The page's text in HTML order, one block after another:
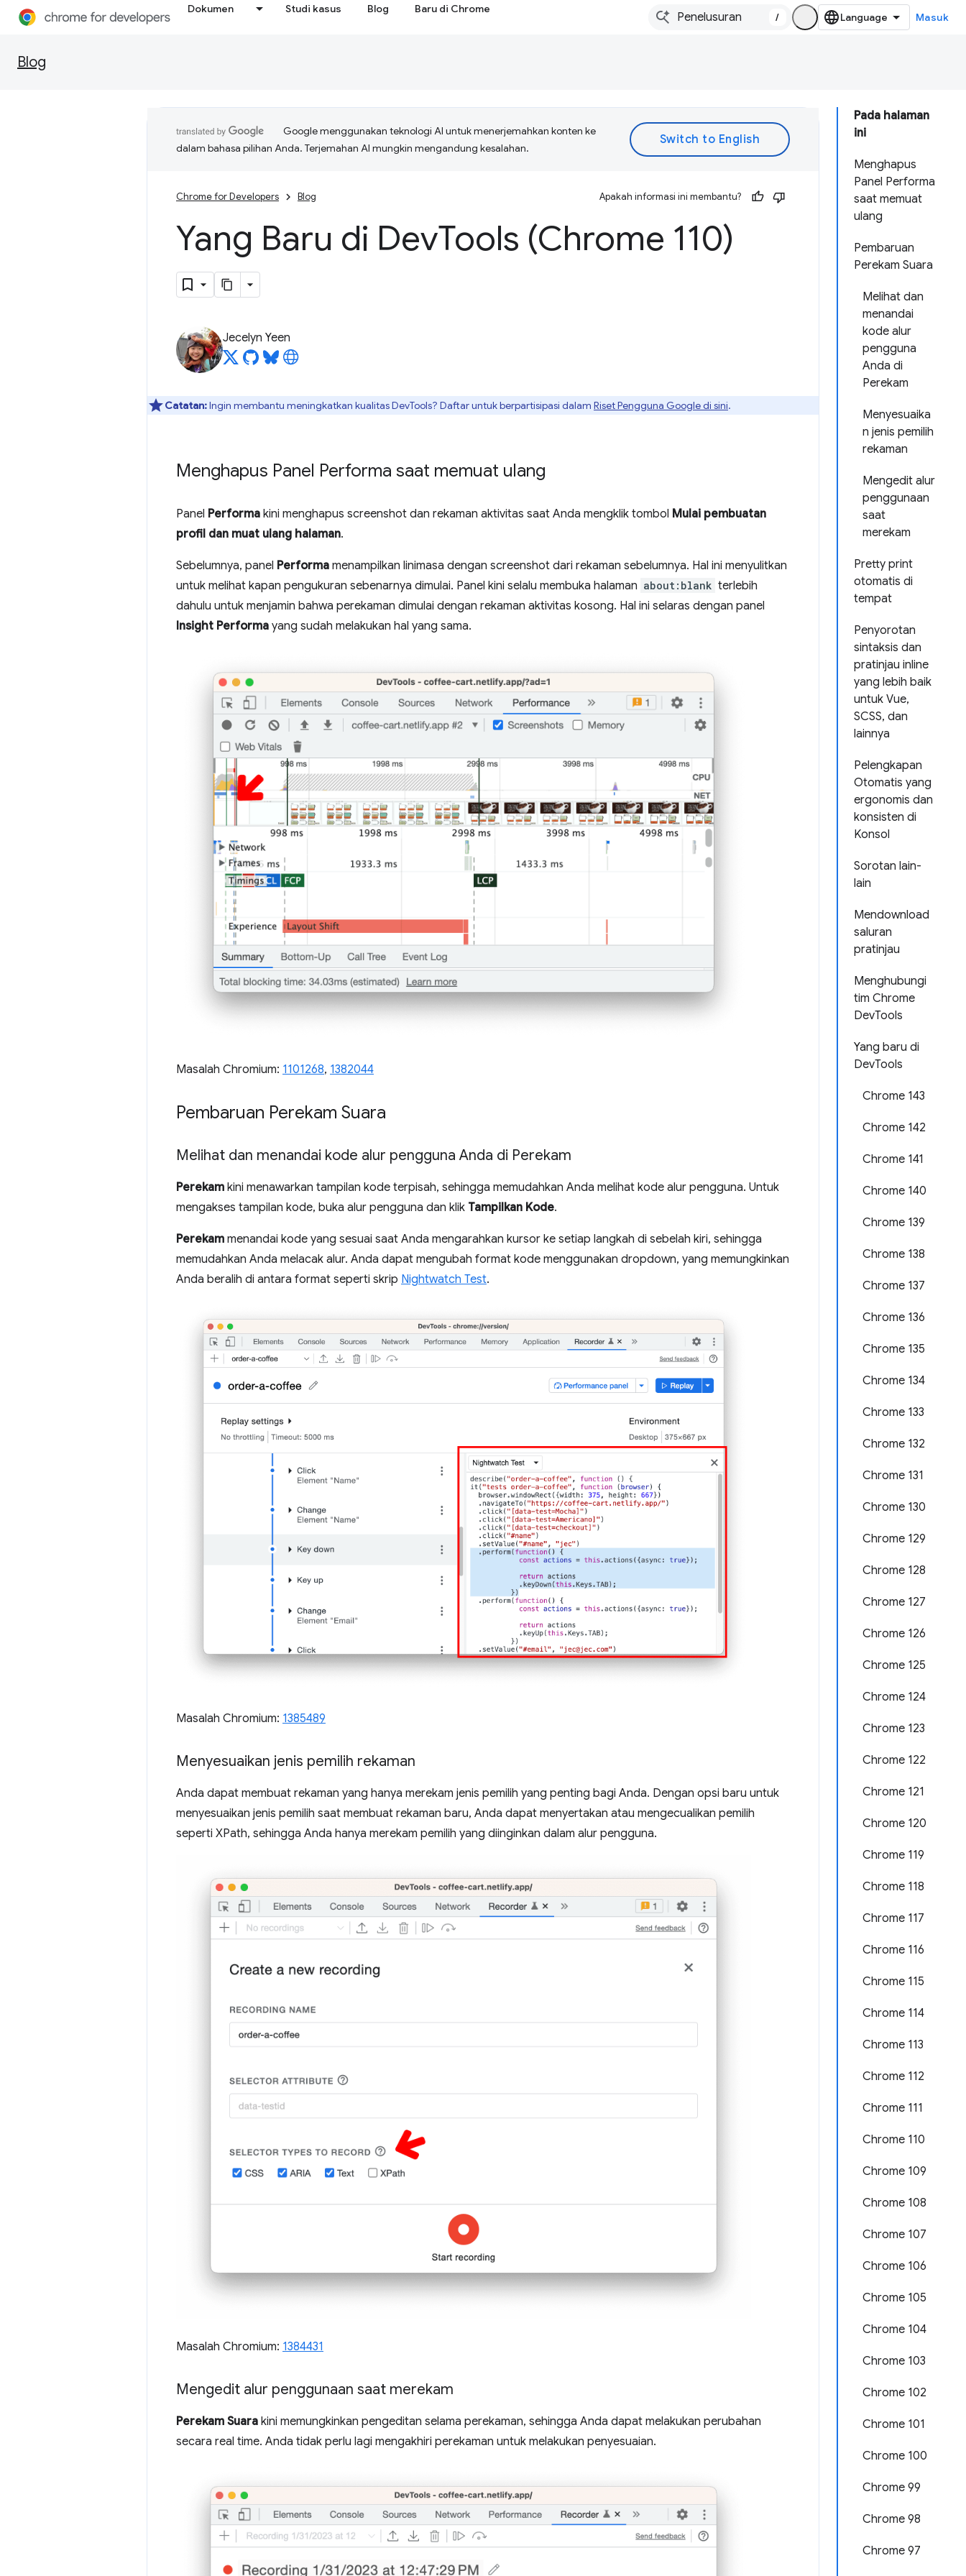
Dokumen Studi kasus Blog Baru di Chrome
/ Masuk
Blog
Pada halaman
ini
Menghapus
Panel Performa
saat memuat
ulang
Pembaruan
Perekam Suara
Melihat dan
menandai
kode alur
pengguna
Anda di
Perekam
Menyesuaika
n jenis pemilih
rekaman
Mengedit alur
penggunaan
saat
merekam
Pretty print
otomatis di
tempat
Penyorotan
sintaksis dan
pratinjau inline
yang lebih baik
untuk Vue,
SCSS, dan
lainnya
Pelengkapan
Otomatis yang
ergonomis dan
konsisten di
Konsol
Sorotan lain-
lain
Mendownload
saluran
pratinjau
Menghubungi
tim Chrome
DevTools
Yang baru di
DevTools
Chrome 143
Chrome 142
Chrome 141
Chrome 140
Chrome 139
Chrome 138
Chrome 137
Chrome 136
Chrome 135
Chrome 134
Chrome 133
Chrome 132
Chrome 131
Chrome 130
Chrome 129
Chrome 128
Chrome 127
Chrome 126
Chrome 125
Chrome 124
Chrome 123
Chrome 122
Chrome 121
Chrome 120
Chrome 119
Chrome 118
Chrome 117
Chrome 116
Chrome 115
Chrome 114
Chrome 113
Chrome 112
Chrome 111
Chrome 110
Chrome 109
Chrome 108
Chrome 107
Chrome 106
Chrome 105
Chrome 104
Chrome 103
Chrome 102
Chrome 101
Chrome 100
Chrome 99
Chrome 98
Chrome 97
Google menggunakan teknologi AI untuk menerjemahkan konten ke
dalam bahasa pilihan Anda. Terjemahan AI mungkin mengandung kesalahan.
Chrome for Developers Blog Apakah informasi ini membantu?
Yang Baru di DevTools (Chrome 110)
Jecelyn Yeen
Catatan:Ingin membantu meningkatkan kualitas DevTools? Daftar untuk berpartisipasi dalam Riset Pengguna Google di sini.
Menghapus Panel Performa saat memuat ulang
Panel Performa kini menghapus screenshot dan rekaman aktivitas saat Anda mengklik tombol Mulai pembuatan
profil dan muat ulang halaman.
Sebelumnya, panel Performa menampilkan linimasa dengan screenshot dari rekaman sebelumnya. Hal ini menyulitkan
untuk melihat kapan pengukuran sebenarnya dimulai. Panel kini selalu membuka halaman about:blank terlebih
dahulu untuk menjamin bahwa perekaman dimulai dengan rekaman aktivitas kosong. Hal ini selaras dengan panel
Insight Performa yang sudah melakukan hal yang sama.
Masalah Chromium: 1101268, 1382044
Pembaruan Perekam Suara
Melihat dan menandai kode alur pengguna Anda di Perekam
Perekam kini menawarkan tampilan kode terpisah, sehingga memudahkan Anda melihat kode alur pengguna. Untuk
mengakses tampilan kode, buka alur pengguna dan klik Tampilkan Kode.
Perekam menandai kode yang sesuai saat Anda mengarahkan kursor ke setiap langkah di sebelah kiri, sehingga
memudahkan Anda melacak alur. Anda dapat mengubah format kode menggunakan dropdown, yang memungkinkan
Anda beralih di antara format seperti skrip Nightwatch Test.
Masalah Chromium: 1385489
Menyesuaikan jenis pemilih rekaman
Anda dapat membuat rekaman yang hanya merekam jenis pemilih yang penting bagi Anda. Dengan opsi baru untuk
menyesuaikan jenis pemilih saat membuat rekaman baru, Anda dapat menyertakan atau mengecualikan pemilih
seperti XPath, sehingga Anda hanya merekam pemilih yang diinginkan dalam alur pengguna.
Masalah Chromium: 1384431
Mengedit alur penggunaan saat merekam
Perekam Suara kini memungkinkan pengeditan selama perekaman, sehingga Anda dapat melakukan perubahan
secara real time. Anda tidak perlu lagi mengakhiri perekaman untuk melakukan penyesuaian.